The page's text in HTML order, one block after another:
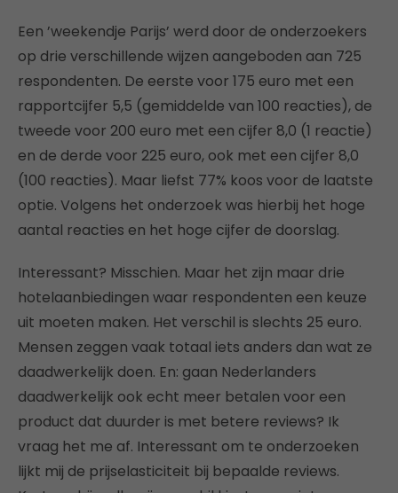
Een ’weekendje Parijs’ werd door de onderzoekers
op drie verschillende wijzen aangeboden aan 725
respondenten. De eerste voor 175 euro met een
rapportcijfer 5,5 (gemiddelde van 100 reacties), de
tweede voor 200 euro met een cijfer 8,0 (1 reactie)
en de derde voor 225 euro, ook met een cijfer 8,0
(100 reacties). Maar liefst 77% koos voor de laatste
optie. Volgens het onderzoek was hierbij het hoge
aantal reacties en het hoge cijfer de doorslag.
Interessant? Misschien. Maar het zijn maar drie
hotelaanbiedingen waar respondenten een keuze
uit moeten maken. Het verschil is slechts 25 euro.
Mensen zeggen vaak totaal iets anders dan wat ze
daadwerkelijk doen. En: gaan Nederlanders
daadwerkelijk ook echt meer betalen voor een
product dat duurder is met betere reviews? Ik
vraag het me af. Interessant om te onderzoeken
lijkt mij de prijselasticiteit bij bepaalde reviews.